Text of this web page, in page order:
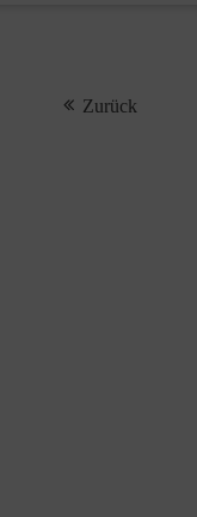
Zurück